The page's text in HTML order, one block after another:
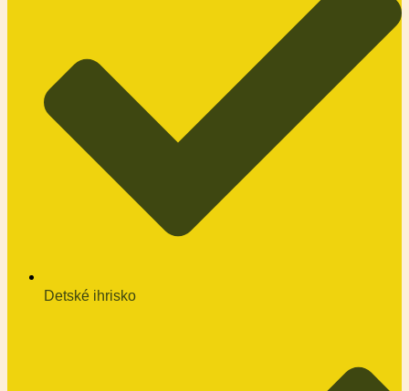
Detské ihrisko